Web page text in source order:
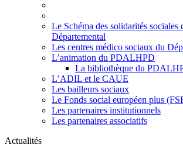
Le Schéma des solidarités sociales
Départemental
Les centres médico sociaux du
L’animation du PDALHPD
La bibliothèque du
L’ADIL et le CAUE
Les bailleurs sociaux
Le Fonds social européen plus
Les partenaires institutionnels
Les partenaires associatifs
Actualités